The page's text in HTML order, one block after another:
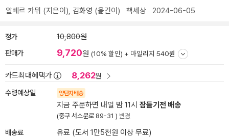
알베르 카뮈 (지은이), 김화영 (옮긴이) 책세상 2024-06-05
정가 10,800원
판매가 9,720원 (10% 할인) + 마일리지 540원
카드최대혜택가 8,262원
수령예상일 양탄자배송
지금 주문하면 내일 밤 11시 잠들기전 배송
(중구 서소문로 89-31 ) 변경
배송료
유료 (도서 1만5천원 이상 무료)